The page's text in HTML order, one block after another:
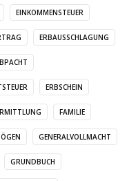
EINKOMMENSTEUER
ERBAUSSCHLAGUNG
ERBSCHEIN
FAMILIE
GENERALVOLLMACHT
GRUNDBUCH